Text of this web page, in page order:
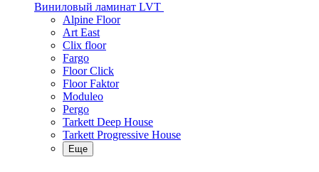
Виниловый ламинат LVT
Alpine Floor
Art East
Clix floor
Fargo
Floor Click
Floor Faktor
Moduleo
Pergo
Tarkett Deep House
Tarkett Progressive House
Еще